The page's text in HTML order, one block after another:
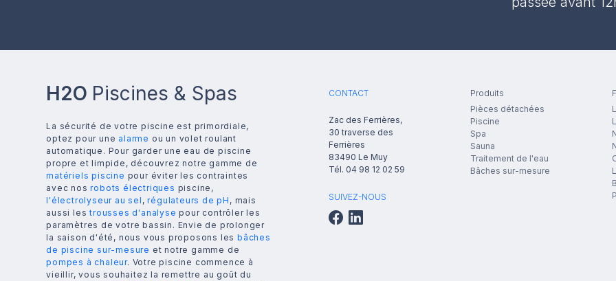
H2O Piscines & Spas
La sécurité de votre piscine est primordiale,
optez pour une alarme ou un volet roulant
automatique. Pour garder une eau de piscine
propre et limpide, découvrez notre gamme de
matériels piscine pour éviter les contraintes
avec nosrobots électriques piscine,
l'électrolyseur au sel ,régulateurs de pH , mais
aussi lestrousses d'analyse pour contrôler les
paramètres de votre bassin. Envie de prolonger
la saison d'été, nous vous proposons les bâches
de piscine sur-mesure et notre gamme de
pompes à chaleur. Votre piscine commence à
vieillir, vous souhaitez la remettre au goût du
CONTACT
Zac des Ferrières,
30 traverse des
Ferrières
83490 Le Muy
Tél. 04 98 12 02 59
SUIVEZ-NOUS
Produits
Pièces détachées
Piscine
Spa
Sauna
Traitement de l'eau
Bâches sur-mesure